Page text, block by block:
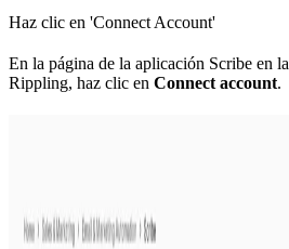
Haz clic en 'Connect Account'
En la página de la aplicación Scribe en
Rippling, haz clic en Connect account.